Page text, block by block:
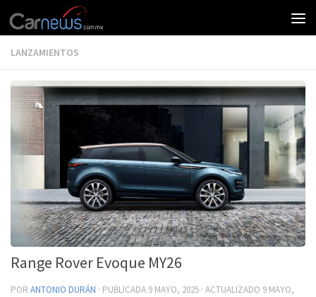
LANZAMIENTOS
Range Rover Evoque MY26
POR ANTONIO DURÁN · PUBLICADA 9 MAYO, 2025 · ACTUALIZADO 9 MAYO,